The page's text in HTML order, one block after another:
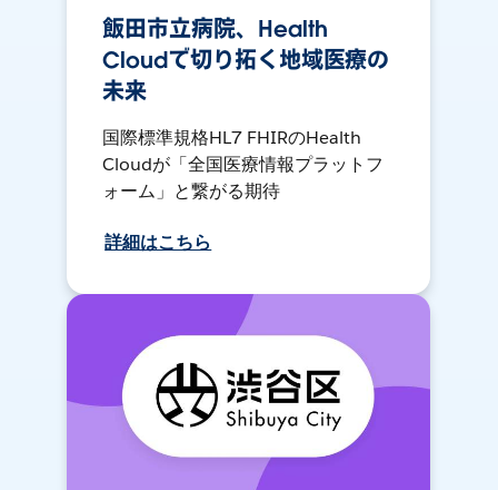
飯田市立病院、Health
Cloudで切り拓く地域医療の
未来
国際標準規格HL7 FHIRのHealth
Cloudが「全国医療情報プラットフ
ォーム」と繋がる期待
詳細はこちら